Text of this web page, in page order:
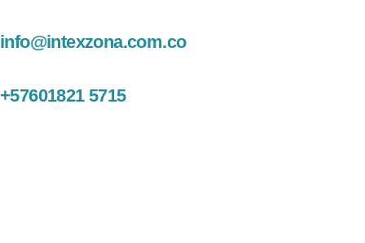
info@intexzona.com.co
+57601821 5715